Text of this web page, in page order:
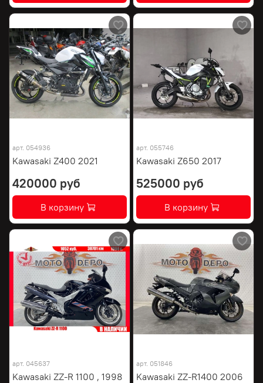
арт. 054936
Kawasaki Z400 2021
420000 руб
В корзину
арт. 055746
Kawasaki Z650 2017
525000 руб
В корзину
арт. 045637
Kawasaki ZZ-R 1100 , 1998
арт. 051846
Kawasaki ZZ-R1400 2006